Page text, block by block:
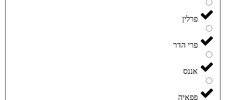
פרלין
פרי הדר
אננס
פפאיה